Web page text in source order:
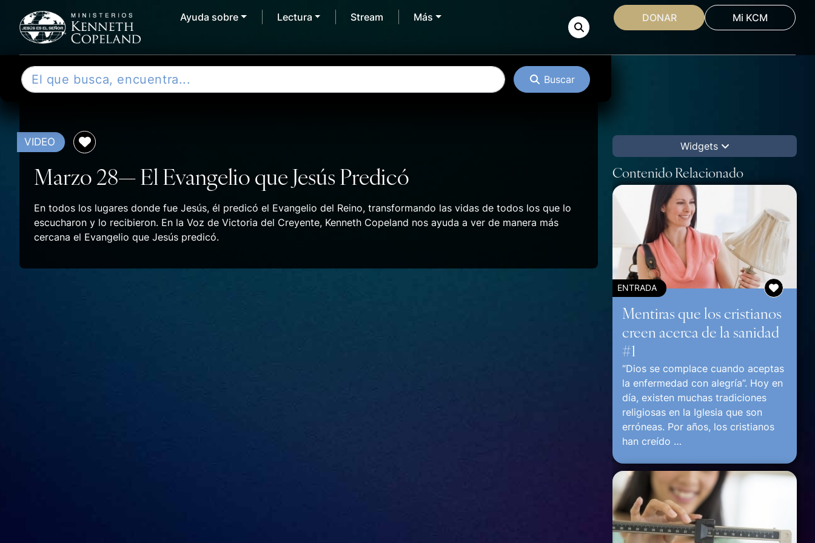
Skip to content
Ayuda sobre Lectura Stream Más DONAR Mi KCM
B
u
a
Buscar
VIDEO
Marzo 28— El Evangelio que Jesús Predicó
En todos los lugares donde fue Jesús, él predicó el Evangelio del Reino, transformando las vidas de todos los que lo
escucharon y lo recibieron. En la Voz de Victoria del Creyente, Kenneth Copeland nos ayuda a ver de manera más
cercana el Evangelio que Jesús predicó.
Widgets
Contenido Relacionado
ENTRADA
Mentiras que los cristianos
creen acerca de la sanidad
#1
“Dios se complace cuando aceptas
la enfermedad con alegría”. Hoy en
día, existen muchas tradiciones
religiosas en la Iglesia que son
erróneas. Por años, los cristianos
han creído …